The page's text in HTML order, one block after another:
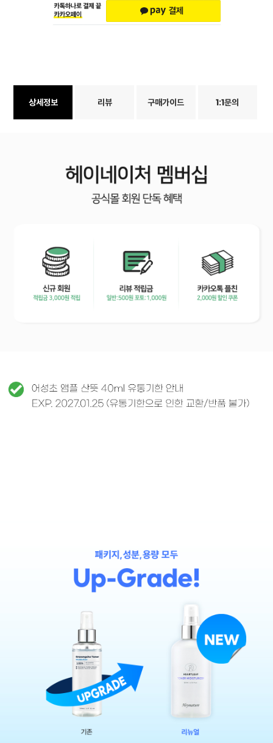
상세정보 리뷰 구매가이드 1:1문의